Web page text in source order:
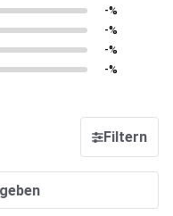
-%
-%
-%
-%
Filtern